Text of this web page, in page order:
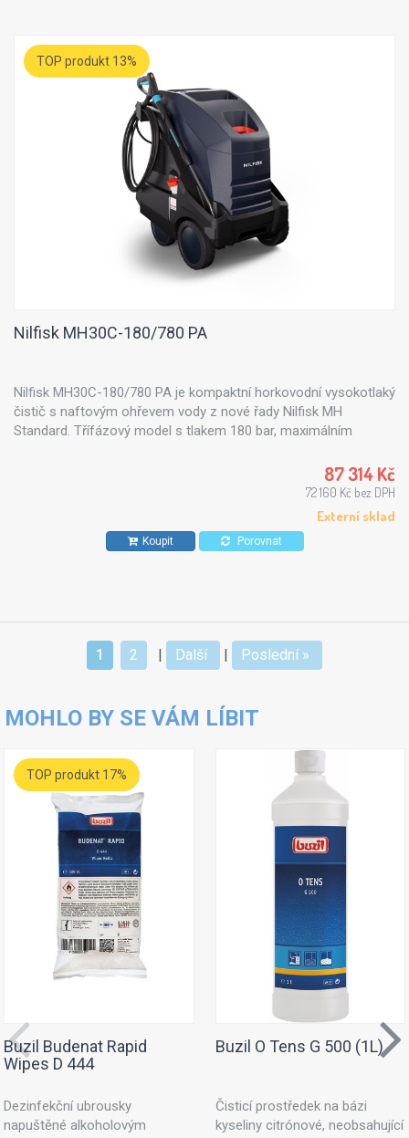
TOP produkt 13%
Nilfisk MH30C-180/780 PA
Nilfisk MH30C-180/780 PA je kompaktní horkovodní vysokotlaký
čistič s naftovým ohřevem vody z nové řady Nilfisk MH
Standard. Třífázový model s tlakem 180 bar, maximálním
dílny, autoservisy, menší a střední provozy, zemědělství,
technické služby i pravidelnou údržbu strojů a vozidel. Řada
Standard nabízí spolehlivé řešení s jednoduchým ovládáním,
EcoPower boilerem, možností použití biopaliva a výborným
poměrem výkonu, provozních nákladů a pořizovací ceny.
87 314 Kč
72 160 Kč bez DPH
Externí sklad
Koupit Porovnat
1 2 | Další | Poslední »
MOHLO BY SE VÁM LÍBIT
TOP produkt 17%
Buzil Budenat Rapid
Wipes D 444
Dezinfekční ubrousky
napuštěné alkoholovým
Buzil O Tens G 500 (1L)
Čisticí prostředek na bázi
kyseliny citrónové, neobsahující